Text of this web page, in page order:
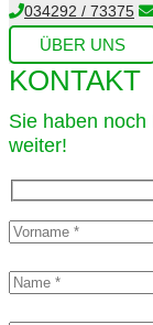
034292 / 73375
ÜBER UNS
KONTAKT
Sie haben
weiter!​